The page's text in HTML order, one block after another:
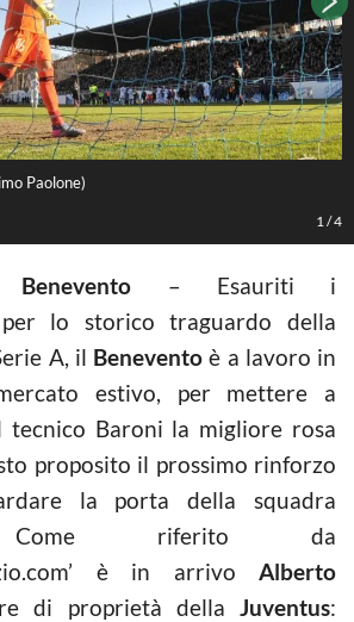
Paolone)
1 /4
Benevento – Esauriti i
per lo storico traguardo della
A, il Benevento è a lavoro in
estivo, per mettere a
tecnico Baroni la migliore rosa
proposito il prossimo rinforzo
la porta della squadra
Come riferito da
è in arrivo Alberto
di proprietà della Juventus: